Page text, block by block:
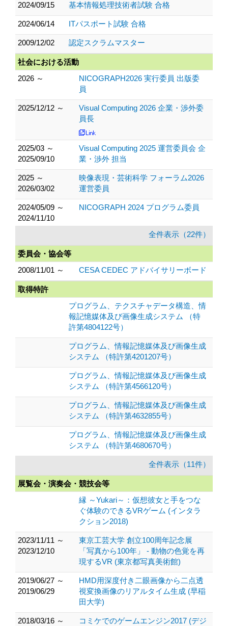
2024/09/15 基本情報処理技術者試験 合格
2024/06/14 ITパスポート試験 合格
2009/12/02 認定スクラムマスター
社会における活動
2026 ～
NICOGRAPH2026 実行委員 出版委
員
2025/12/12 ～
Visual Computing 2026 企業・渉外委
員長
2025/03 ～
2025/09/10
Visual Computing 2025 運営委員会 企
業・渉外 担当
2025 ～
2026/03/02
映像表現・芸術科学 フォーラム2026
運営委員
2024/05/09 ～
2024/11/10
NICOGRAPH 2024 プログラム委員
全件表示（22件）
委員会・協会等
2008/11/01 ～
CESA CEDEC アドバイサリーボード
取得特許
プログラム、テクスチャデータ構造、情
報記憶媒体及び画像生成システム （特
許第4804122号）
プログラム、情報記憶媒体及び画像生成
システム （特許第4201207号）
プログラム、情報記憶媒体及び画像生成
システム （特許第4566120号）
プログラム、情報記憶媒体及び画像生成
システム （特許第4632855号）
プログラム、情報記憶媒体及び画像生成
システム （特許第4680670号）
全件表示（11件）
展覧会・演奏会・競技会等
縁 ～Yukari～：仮想彼女と手をつな
ぐ体験のできるVRゲーム (インタラ
クション2018)
2023/11/11 ～
2023/12/10
東京工芸大学 創立100周年記念展
「写真から100年」 - 動物の色覚を再
現するVR (東京都写真美術館)
2019/06/27 ～
2019/06/29
HMD用深度付き二眼画像から二点透
視変換画像のリアルタイム生成 (早稲
田大学)
2018/03/16 ～ コミケでのゲームエンジン2017 (デジ